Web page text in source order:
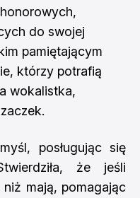
do swojej
pamiętającym
którzy potrafią
wokalistka,
posługując się
że jeśli
mają, pomagając